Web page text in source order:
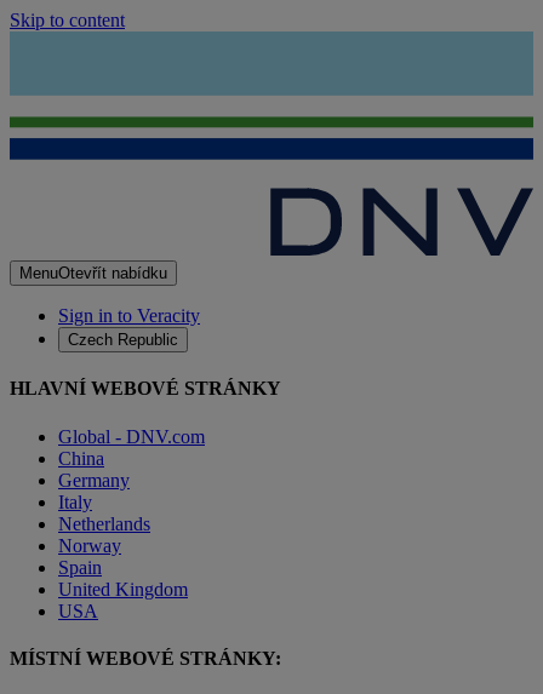
Skip to content
MenuOtevřít nabídku
Sign in to Veracity
Czech Republic
HLAVNÍ WEBOVÉ STRÁNKY
Global - DNV.com
China
Germany
Italy
Netherlands
Norway
Spain
United Kingdom
USA
MÍSTNÍ WEBOVÉ STRÁNKY: